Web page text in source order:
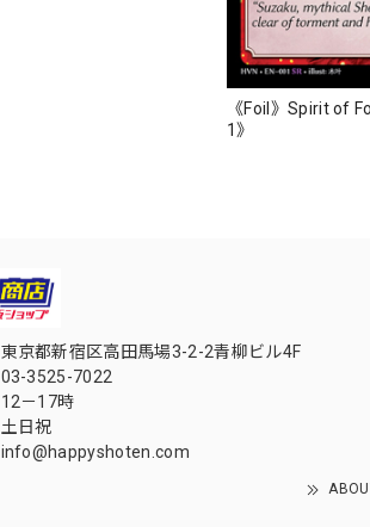
《Foil》Spirit of
1》
東京都新宿区高田馬場3-2-2青柳ビル4F
03-3525-7022
12－17時
土日祝
info@happyshoten.com